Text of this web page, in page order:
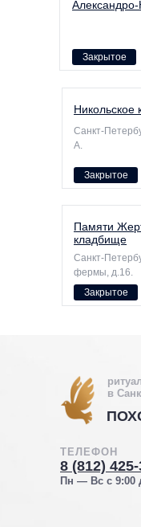
Закрытое
Закрытое
Санкт-
А.
Никольское
Закрытое
Санкт-
фермы, д.16.
Памяти
кладбище
ТЕЛЕФОН
8 (812)
Пн — Вс с 9:00
в